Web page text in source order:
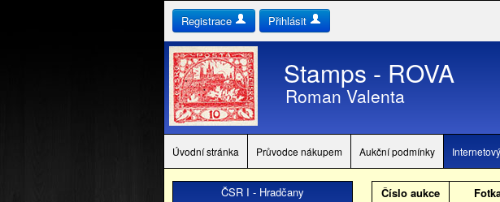
Registrace Přihlásit
Stamps - ROVA
Roman Valenta
Úvodní stránka Průvodce nákupem Aukční podmínky
ČSR I - Hradčany
Číslo aukce